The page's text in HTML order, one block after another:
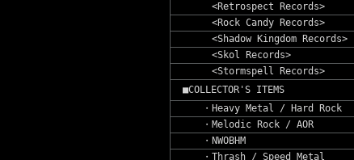
<Retrospect Records>
<Rock Candy Records>
<Shadow Kingdom Records>
<Skol Records>
<Stormspell Records>
■COLLECTOR'S ITEMS
・Heavy Metal / Hard Rock
・Melodic Rock / AOR
・NWOBHM
・Thrash / Speed Metal